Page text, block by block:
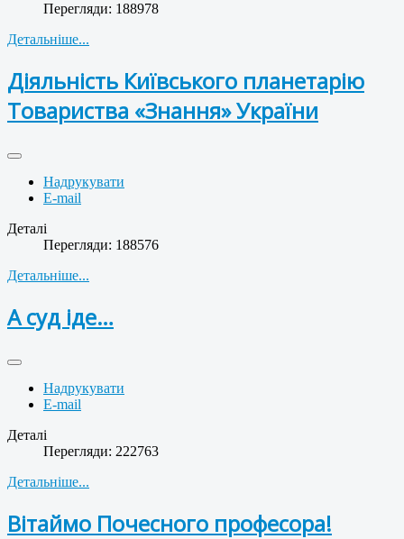
Перегляди: 188978
Детальніше...
Діяльність Київського планетарію
Товариства «Знання» України
Надрукувати
E-mail
Деталі
Перегляди: 188576
Детальніше...
А суд іде…
Надрукувати
E-mail
Деталі
Перегляди: 222763
Детальніше...
Вітаймо Почесного професора!